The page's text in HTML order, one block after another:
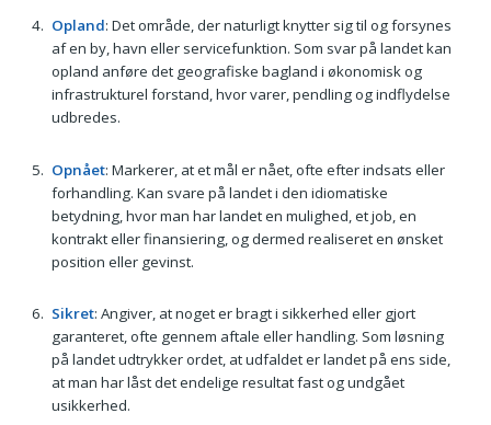
Opland: Det område, der naturligt knytter sig til og forsynes
af en by, havn eller servicefunktion. Som svar på landet kan
opland anføre det geografiske bagland i økonomisk og
infrastrukturel forstand, hvor varer, pendling og indflydelse
udbredes.
Opnået: Markerer, at et mål er nået, ofte efter indsats eller
forhandling. Kan svare på landet i den idiomatiske
betydning, hvor man har landet en mulighed, et job, en
kontrakt eller finansiering, og dermed realiseret en ønsket
position eller gevinst.
Sikret: Angiver, at noget er bragt i sikkerhed eller gjort
garanteret, ofte gennem aftale eller handling. Som løsning
på landet udtrykker ordet, at udfaldet er landet på ens side,
at man har låst det endelige resultat fast og undgået
usikkerhed.